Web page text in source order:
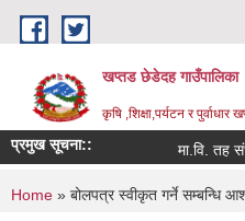
Skip to main content
खप्तड छेडेदह गाउँपालिका
कृषि ,शिक्षा,पर्यटन र
प्रमुख सूचना:: मा.वि. तह
You are here
Home » बोलपत्र स्वीकृत गर्ने सम्बन्धि